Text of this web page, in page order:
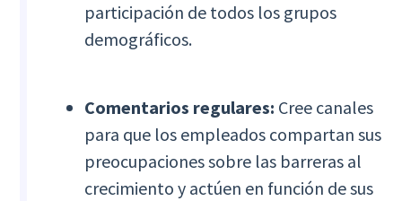
participación de todos los grupos
demográficos.
Comentarios regulares: Cree canales
para que los empleados compartan sus
preocupaciones sobre las barreras al
crecimiento y actúen en función de sus